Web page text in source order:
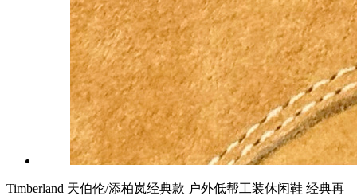
Timberland 天伯伦/添柏岚经典款 户外低帮工装休闲鞋 经典再